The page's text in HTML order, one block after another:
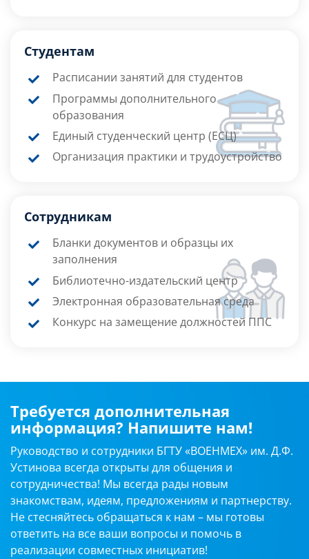
Студентам
Расписании занятий для студентов
Программы дополнительного
образования
Единый студенческий центр (ЕСЦ)
Организация практики и трудоустройство
Сотрудникам
Бланки документов и образцы их
заполнения
Библиотечно-издательский центр
Электронная образовательная среда
Конкурс на замещение должностей ППС
Требуется дополнительная
информация? Напишите нам!
Руководство и сотрудники БГТУ «ВОЕНМЕХ» им. Д.Ф.
Устинова всегда открыты для общения и
сотрудничества! Мы всегда рады новым
знакомствам, идеям, предложениям и партнерству.
Не стесняйтесь обращаться к нам – мы готовы
ответить на все ваши вопросы и помочь в
реализации совместных инициатив!